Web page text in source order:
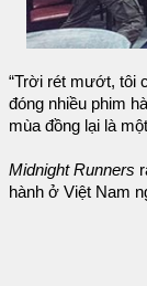
“Trời rét mướt, tôi
đóng nhiều phim
mùa đồng lại là
Midnight Runners
hành ở Việt Nam